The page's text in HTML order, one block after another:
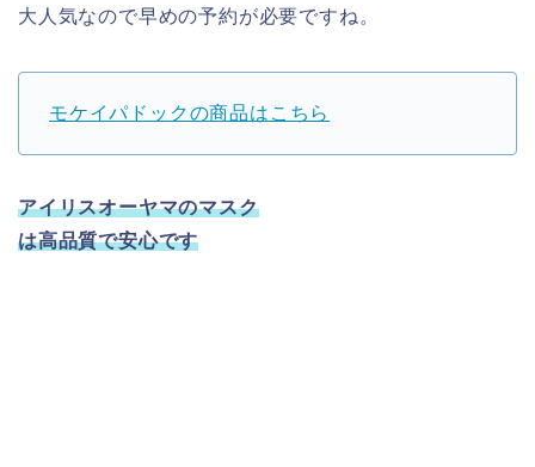
大人気なので早めの予約が必要ですね。
モケイパドックの商品はこちら
アイリスオーヤマのマスク
は高品質で安心です